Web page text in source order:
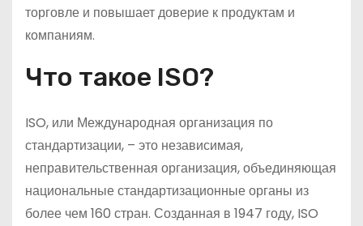
торговле и повышает доверие к продуктам и
компаниям.
Что такое ISO?
ISO, или Международная организация по
стандартизации, – это независимая,
неправительственная организация, объединяющая
национальные стандартизационные органы из
более чем 160 стран. Созданная в 1947 году, ISO